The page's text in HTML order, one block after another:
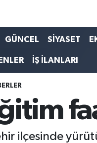
GÜNCEL SİYASET
İŞ İLANLARI
ilçesinde